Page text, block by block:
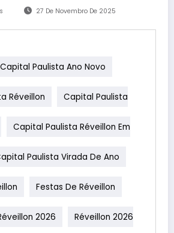
27 De Novembro De 2025
Capital Paulista Ano Novo
Réveillon Capital Paulista
Capital Paulista Réveillon Em
Paulista Virada De Ano
Festas De Réveillon
2026 Réveillon 2026